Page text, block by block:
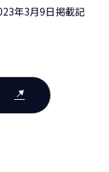
年3月9日掲載記